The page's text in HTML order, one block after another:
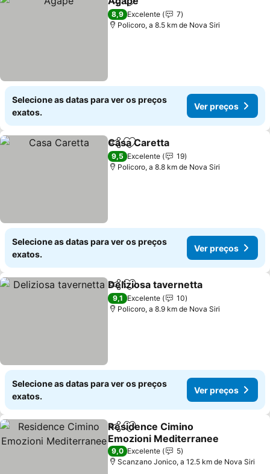
PartilharAdicionar aos favoritos
8,9 Excelente
7
Policoro, a 8.5 km de Nova Siri
Selecione as datas para ver os preços
exatos.
Ver preços
PartilharAdicionar aos favoritos
Casa Caretta
9,5 Excelente
19
Policoro, a 8.8 km de Nova Siri
Selecione as datas para ver os preços
exatos.
Ver preços
PartilharAdicionar aos favoritos
Deliziosa tavernetta
9,1 Excelente
10
Policoro, a 8.9 km de Nova Siri
Selecione as datas para ver os preços
exatos.
Ver preços
PartilharAdicionar aos favoritos
Residence Cimino
Emozioni Mediterranee
Ver preços
9,0 Excelente
5
Scanzano Jonico, a 12.5 km de Nova Siri